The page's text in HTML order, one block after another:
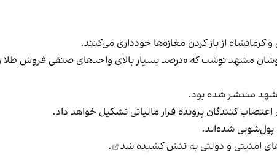
کرمانشاه از باز کردن مغازه‌ها خودداری می‌کنند.
مشهد نوشت که «درصد بسیار بالای واحدهای صنفی فروش
منتشر شده بود.
کنندگان پرونده فرار مالیاتی تشکیل خواهد داد.
پول‌شویی شده‌اند.
امنیتی و دولتی به تنش کشیده شد
.